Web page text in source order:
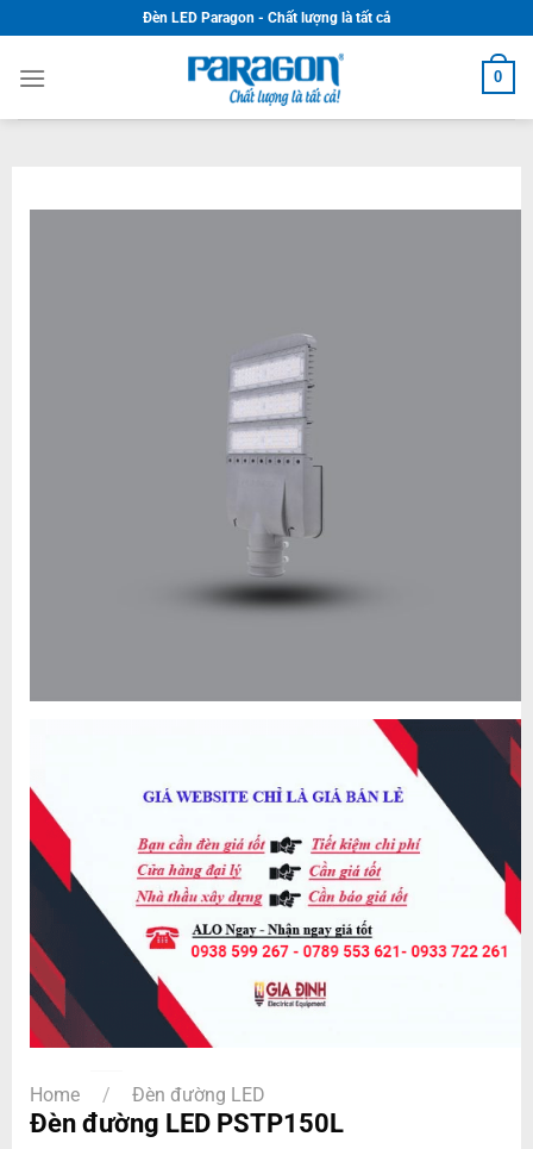
to
content
Đèn LED Paragon - Chất lượng là tất cả
0
Home / Đèn đường LED
Đèn đường LED PSTP150L